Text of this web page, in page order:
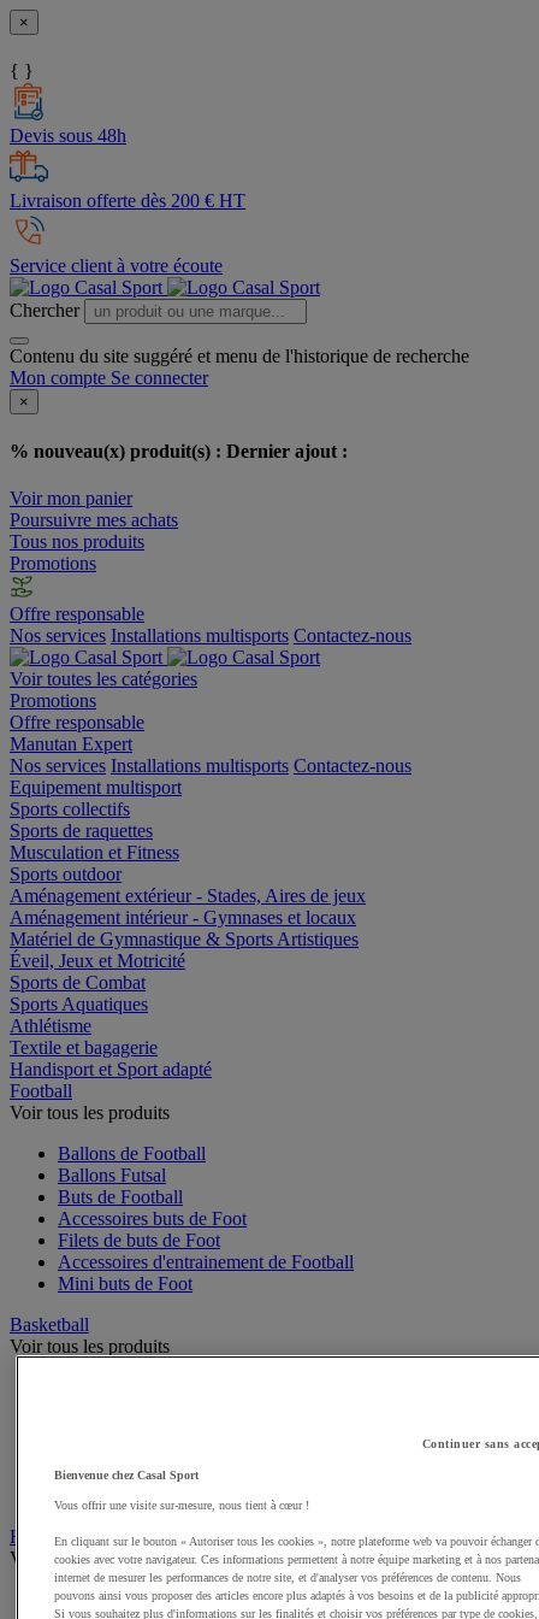
×
{ }
Devis sous 48h
Livraison offerte dès 200 € HT
Service client à votre écoute
Chercher
Contenu du site suggéré et menu de l'historique de recherche
Mon compte Se connecter
×
% nouveau(x) produit(s) : Dernier ajout :
Voir mon panier
Poursuivre mes achats
Tous nos produits
Promotions
Offre responsable
Nos services Installations multisports Contactez-nous
Voir toutes les catégories
Promotions
Offre responsable
Manutan Expert
Nos services Installations multisports Contactez-nous
Equipement multisport
Sports collectifs
Sports de raquettes
Musculation et Fitness
Sports outdoor
Aménagement extérieur - Stades, Aires de jeux
Aménagement intérieur - Gymnases et locaux
Matériel de Gymnastique & Sports Artistiques
Éveil, Jeux et Motricité
Sports de Combat
Sports Aquatiques
Athlétisme
Textile et bagagerie
Handisport et Sport adapté
Football
Voir tous les produits
Ballons de Football
Ballons Futsal
Buts de Football
Accessoires buts de Foot
Filets de buts de Foot
Accessoires d'entrainement de Football
Mini buts de Foot
Basketball
Voir tous les produits
Accessoires terrain de Basket
Paniers de Basket, buts de Basket
Handball
Voir tous les produits
Ballons de Handball
Continuer sans
Bienvenue chez Casal Sport
Vous offrir une visite sur-mesure, nous tient à cœur !
En cliquant sur le bouton « Autoriser tous les cookies », notre plateforme web va pouvoir échanger
cookies avec votre navigateur. Ces informations permettent à notre équipe marketing et à nos
internet de mesurer les performances de notre site, et d'analyser vos préférences de contenu. Nous
pouvons ainsi vous proposer des articles encore plus adaptés à vos besoins et de la publicité
Si vous souhaitez plus d'informations sur les finalités et choisir vos préférences par type de cookies,